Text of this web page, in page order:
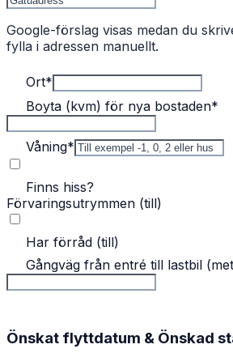
Google-förslag visas medan du
fylla i adressen manuellt.
Ort*
Boyta (kvm) för nya bostaden*
Våning*
Finns hiss?
Förvaringsutrymmen (till)
Har förråd (till)
Gångväg från entré till lastbil
Önskat flyttdatum & Önskad